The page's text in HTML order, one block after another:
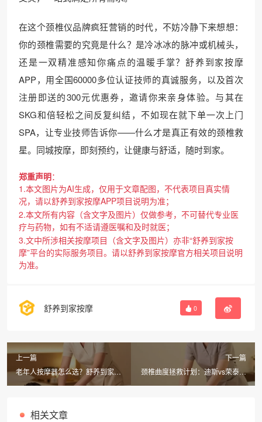
在这个颈椎仪品牌疯狂营销的时代，不妨冷静下来想想：
你的颈椎需要的究竟是什么？是冷冰冰的脉冲或机械头，
还是一双精准感知你痛点的温暖手掌？舒养到家按摩
APP，用全国60000多位认证技师的真诚服务，以及首次
注册即送的300元优惠券，邀请你来亲身体验。与其在
SKG和倍轻松之间反复纠结，不如现在就下单一次上门
SPA，让专业技师告诉你——什么才是真正有效的颈椎救
星。同城按摩，即刻预约，让健康与舒适，随时到家。
郑重声明：
1.本文图片为AI生成，仅用于文章配图，不代表项目真实情
况，请以舒养到家按摩APP项目说明为准；
2.本文所有内容（含文字及图片）仅做参考，不可替代专业医
疗与药物，如有不适请遵医嘱和及时就医；
3.文中所涉相关按摩项目（含文字及图片）亦非“舒养到家按
摩”平台的实际服务项目。请以舒养到家按摩官方相关项目说明
为准。
舒养到家按摩 0
上一篇
老年人按摩器怎么选？舒养到家按
摩上门服务，操作简便+安全保护
下一篇
颈椎曲度拯救计划：迪斯vs荣泰vs
奥佳华，舒养到家按摩上门体验更
相关文章